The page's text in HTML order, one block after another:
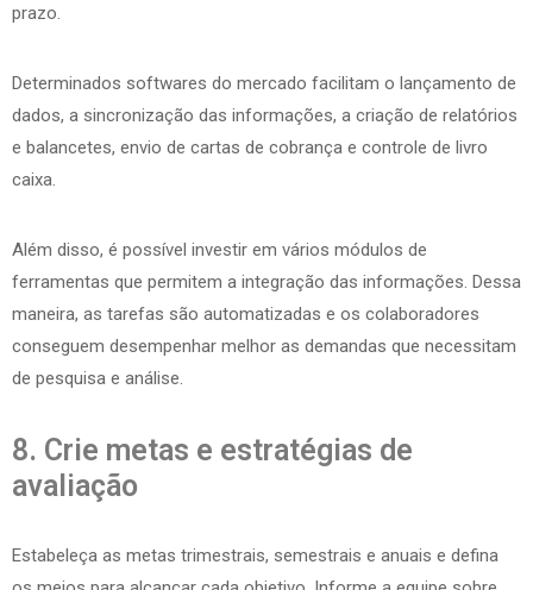
prazo.
Determinados softwares do mercado facilitam o lançamento de
dados, a sincronização das informações, a criação de relatórios
e balancetes, envio de cartas de cobrança e controle de livro
caixa.
Além disso, é possível investir em vários módulos de
ferramentas que permitem a integração das informações. Dessa
maneira, as tarefas são automatizadas e os colaboradores
conseguem desempenhar melhor as demandas que necessitam
de pesquisa e análise.
8. Crie metas e estratégias de
avaliação
Estabeleça as metas trimestrais, semestrais e anuais e defina